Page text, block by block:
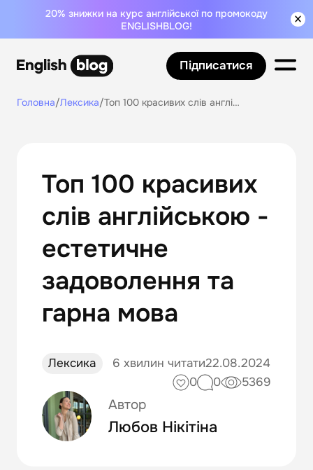
20% знижки на курс англійської по промокоду
ENGLISHBLOG!
Підписатися
Головна/Лексика/ Топ 100 красивих слів англійською - естетичне задоволення та гарна мова
Топ 100 красивих
слів англійською -
естетичне
задоволення та
гарна мова
Лексика 6 хвилин читати22.08.2024
0
0 5369
Автор
Любов Нікітіна